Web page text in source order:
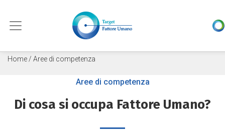
Home / Aree di competenza
Aree di competenza
Di cosa si occupa Fattore Umano?